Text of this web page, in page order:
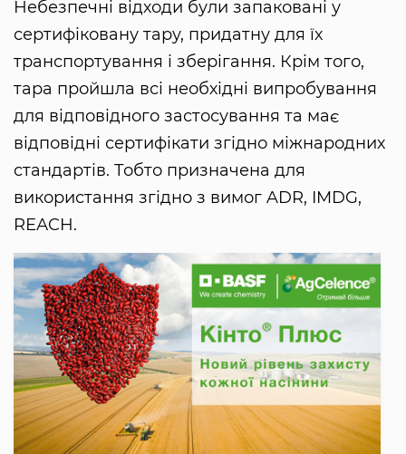
Небезпечні відходи були запаковані у
сертифіковану тару, придатну для їх
транспортування і зберігання. Крім того,
тара пройшла всі необхідні випробування
для відповідного застосування та має
відповідні сертифікати згідно міжнародних
стандартів. Тобто призначена для
використання згідно з вимог ADR, IMDG,
RЕАCH.